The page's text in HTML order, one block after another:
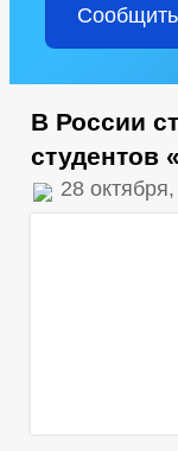
В России
студентов
28